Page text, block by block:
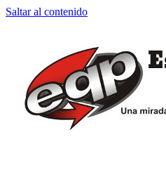
Saltar al contenido